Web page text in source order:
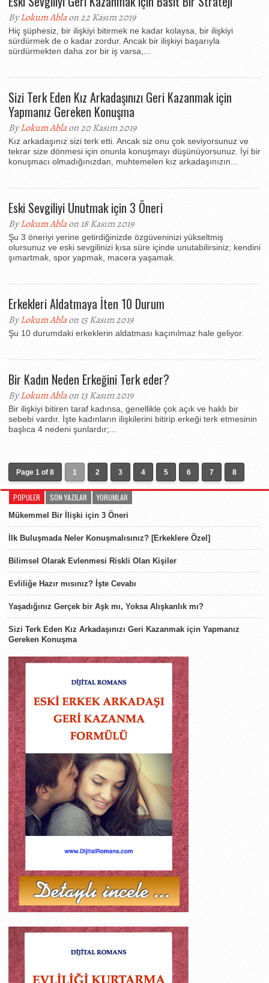
ByLokum Ablaon 22 Kasım 2019
Hiç şüphesiz, bir ilişkiyi bitirmek ne kadar kolaysa, bir ilişkiyi
sürdürmek de o kadar zordur. Ancak bir ilişkiyi başarıyla
sürdürmekten daha zor bir iş varsa,...
Sizi Terk Eden Kız Arkadaşınızı Geri Kazanmak için
Yapmanız Gereken Konuşma
ByLokum Ablaon 20 Kasım 2019
Kız arkadaşınız sizi terk etti. Ancak siz onu çok seviyorsunuz ve
tekrar size dönmesi için onunla konuşmayı düşünüyorsunuz. İyi bir
konuşmacı olmadığınızdan, muhtemelen kız arkadaşınızın...
Eski Sevgiliyi Unutmak için 3 Öneri
ByLokum Ablaon 18 Kasım 2019
Şu 3 öneriyi yerine getirdiğinizde özgüveninizi yükseltmiş
olursunuz ve eski sevgilinizi kısa süre içinde unutabilirsiniz; kendini
şımartmak, spor yapmak, macera yaşamak.
Erkekleri Aldatmaya İten 10 Durum
ByLokum Ablaon 15 Kasım 2019
Şu 10 durumdaki erkeklerin aldatması kaçınılmaz hale geliyor.
Bir Kadın Neden Erkeğini Terk eder?
ByLokum Ablaon 13 Kasım 2019
Bir ilişkiyi bitiren taraf kadınsa, genellikle çok açık ve haklı bir
sebebi vardır. İşte kadınların ilişkilerini bitirip erkeği terk etmesinin
başlıca 4 nedeni şunlardır;...
Page 1 of 8 1 2 3 4 5 6 7 8
POPULER SON YAZILAR YORUMLAR
Mükemmel Bir İlişki için 3 Öneri
İlk Buluşmada Neler Konuşmalısınız? [Erkeklere Özel]
Bilimsel Olarak Evlenmesi Riskli Olan Kişiler
Evliliğe Hazır mısınız? İşte Cevabı
Yaşadığınız Gerçek bir Aşk mı, Yoksa Alışkanlık mı?
Sizi Terk Eden Kız Arkadaşınızı Geri Kazanmak için Yapmanız
Gereken Konuşma